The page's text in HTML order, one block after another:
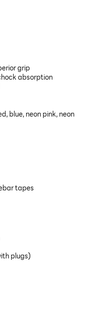
grip
absorption
blue, neon pink, neon
tapes
plugs)